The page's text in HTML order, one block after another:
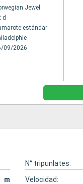
Jewel
d
estándar
09/2026
N° tripunlates:
m Velocidad: